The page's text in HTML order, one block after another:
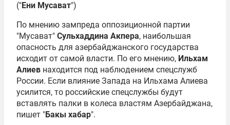
("Ени Мусават")
По мнению зампреда оппозиционной партии
"Мусават" Сульхаддина Акпера, наибольшая
опасность для азербайджанского государства
исходит от самой власти. По его мнению, Ильхам
Алиев находится под наблюдением спецслужб
России. Если влияние Запада на Ильхама Алиева
усилится, то российские спецслужбы будут
вставлять палки в колеса властям Азербайджана,
пишет "Бакы хабар".